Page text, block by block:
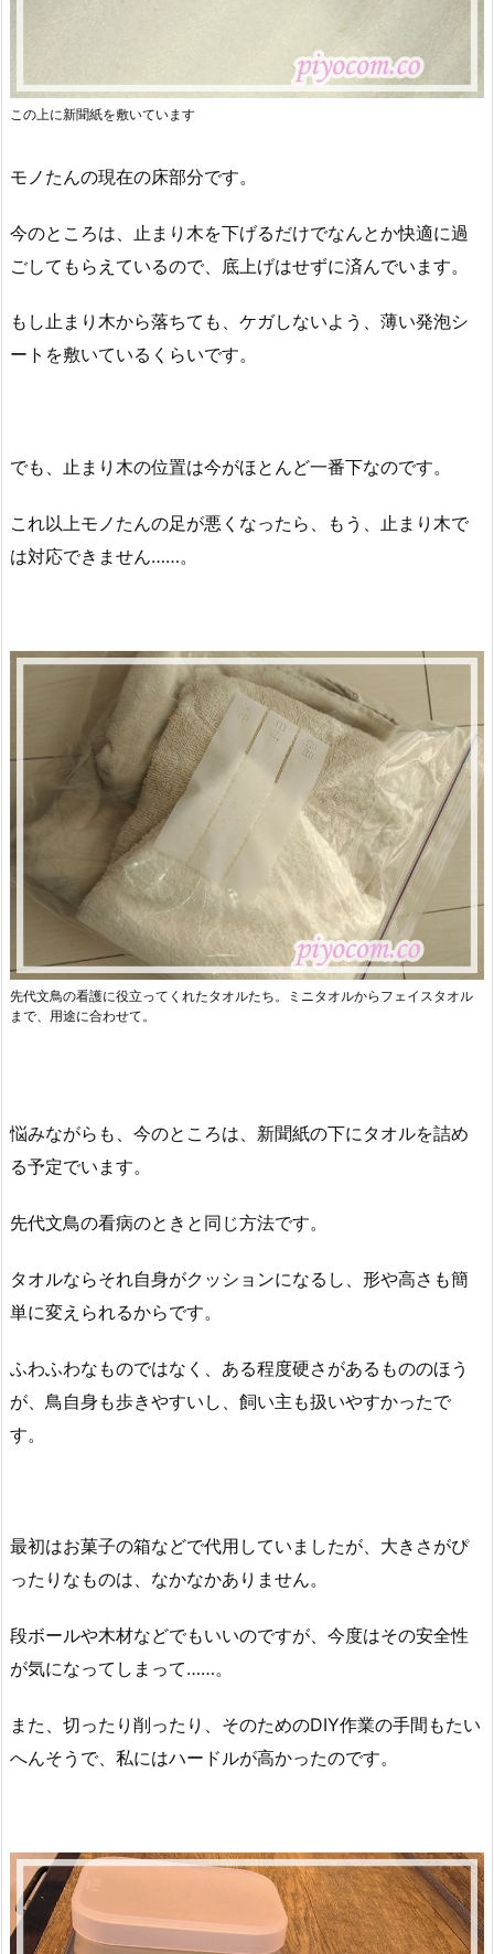
この上に新聞紙を敷いています
モノたんの現在の床部分です。
今のところは、止まり木を下げるだけでなんとか快適に過
ごしてもらえているので、底上げはせずに済んでいます。
もし止まり木から落ちても、ケガしないよう、薄い発泡シ
ートを敷いているくらいです。
でも、止まり木の位置は今がほとんど一番下なのです。
これ以上モノたんの足が悪くなったら、もう、止まり木で
は対応できません……。
先代文鳥の看護に役立ってくれたタオルたち。ミニタオルからフェイスタオル
まで、用途に合わせて。
悩みながらも、今のところは、新聞紙の下にタオルを詰め
る予定でいます。
先代文鳥の看病のときと同じ方法です。
タオルならそれ自身がクッションになるし、形や高さも簡
単に変えられるからです。
ふわふわなものではなく、ある程度硬さがあるもののほう
が、鳥自身も歩きやすいし、飼い主も扱いやすかったで
す。
最初はお菓子の箱などで代用していましたが、大きさがぴ
ったりなものは、なかなかありません。
段ボールや木材などでもいいのですが、今度はその安全性
が気になってしまって……。
また、切ったり削ったり、そのためのDIY作業の手間もたい
へんそうで、私にはハードルが高かったのです。